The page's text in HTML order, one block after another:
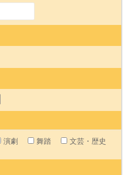
演劇 舞踏
文芸・歴史